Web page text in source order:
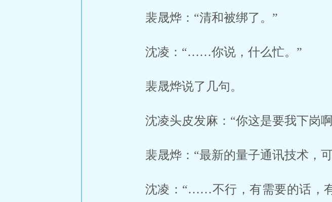
裴晟烨：“清和被绑了。”
沈凌：“……你说，什么忙。”
裴晟烨说了几句。
沈凌头皮发麻：“你这是要我下岗
裴晟烨：“最新的量子通讯技术，
沈凌：“……不行，有需要的话，